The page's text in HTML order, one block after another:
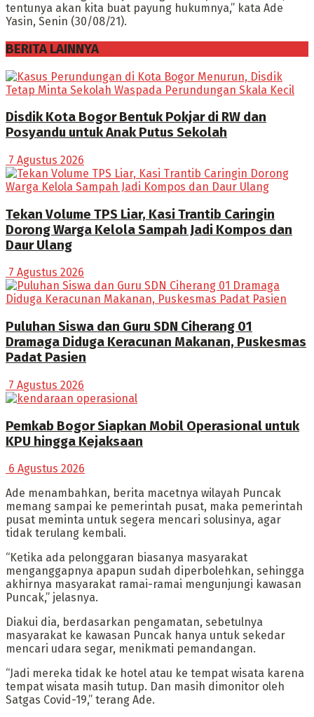
tentunya akan kita buat payung hukumnya,” kata Ade
Yasin, Senin (30/08/21).
BERITA LAINNYA
Disdik Kota Bogor Bentuk Pokjar di RW dan
Posyandu untuk Anak Putus Sekolah
7 Agustus 2026
Tekan Volume TPS Liar, Kasi Trantib Caringin
Dorong Warga Kelola Sampah Jadi Kompos dan
Daur Ulang
7 Agustus 2026
Puluhan Siswa dan Guru SDN Ciherang 01
Dramaga Diduga Keracunan Makanan, Puskesmas
Padat Pasien
7 Agustus 2026
Pemkab Bogor Siapkan Mobil Operasional untuk
KPU hingga Kejaksaan
6 Agustus 2026
Ade menambahkan, berita macetnya wilayah Puncak
memang sampai ke pemerintah pusat, maka pemerintah
pusat meminta untuk segera mencari solusinya, agar
tidak terulang kembali.
“Ketika ada pelonggaran biasanya masyarakat
menganggapnya apapun sudah diperbolehkan, sehingga
akhirnya masyarakat ramai-ramai mengunjungi kawasan
Puncak,” jelasnya.
Diakui dia, berdasarkan pengamatan, sebetulnya
masyarakat ke kawasan Puncak hanya untuk sekedar
mencari udara segar, menikmati pemandangan.
“Jadi mereka tidak ke hotel atau ke tempat wisata karena
tempat wisata masih tutup. Dan masih dimonitor oleh
Satgas Covid-19,” terang Ade.